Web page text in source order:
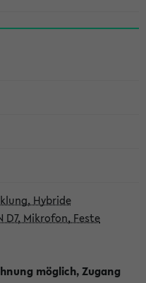
Hybride
Mikrofon, Feste
möglich, Zugang